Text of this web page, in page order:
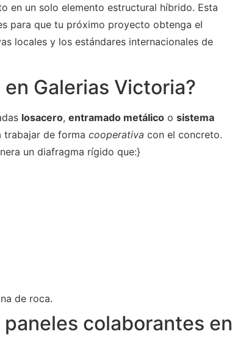
en un solo elemento estructural híbrido. Esta
para que tu próximo proyecto obtenga el
locales y los estándares internacionales de
Galerias Victoria?
losacero, entramado metálico o sistema
trabajar de forma cooperativa con el concreto.
un diafragma rígido que:}
de roca.
colaborantes en